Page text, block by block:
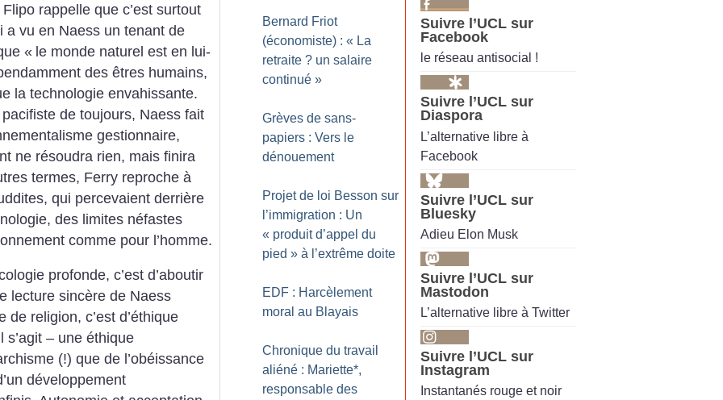
rappelle que c’est surtout
a vu en Naess un tenant de
« le monde naturel est en lui-
des êtres humains,
la technologie envahissante.
de toujours, Naess fait
gestionnaire,
ne résoudra rien, mais finira
termes, Ferry reproche à
qui percevaient derrière
des limites néfastes
comme pour l’homme.
profonde, c’est d’aboutir
lecture sincère de Naess
religion, c’est d’éthique
s’agit – une éthique
(!) que de l’obéissance
développement
Bernard Friot
(économiste) : « La
retraite ? un salaire
continué »
Grèves de sans-
papiers : Vers le
dénouement
Projet de loi Besson sur
l’immigration : Un
« produit d’appel du
pied » à l’extrême doite
EDF : Harcèlement
moral au Blayais
Chronique du travail
aliéné : Mariette*,
responsable des
Suivre l’UCL sur
Facebook
le réseau antisocial !
Suivre l’UCL sur
Diaspora
L’alternative libre à
Facebook
Suivre l’UCL sur
Bluesky
Adieu Elon Musk
Suivre l’UCL sur
Mastodon
L’alternative libre à Twitter
Suivre l’UCL sur
Instagram
Instantanés rouge et noir